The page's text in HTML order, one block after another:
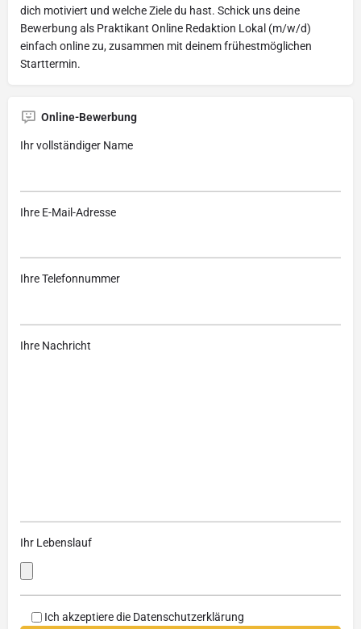
dich motiviert und welche Ziele du hast. Schick uns deine
Bewerbung als Praktikant Online Redaktion Lokal (m/w/d)
einfach online zu, zusammen mit deinem frühestmöglichen
Starttermin.
Online-Bewerbung
Ihr vollständiger Name
Ihre E-Mail-Adresse
Ihre Telefonnummer
Ihre Nachricht
Ihr Lebenslauf
Ich akzeptiere die Datenschutzerklärung